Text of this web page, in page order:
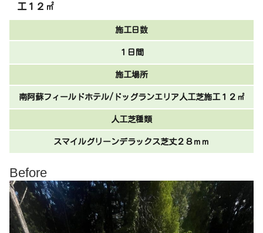
工１２㎡
施工日数
１日間
施工場所
南阿蘇フィールドホテル/ドッグランエリア人工芝施工１２㎡
人工芝種類
スマイルグリーンデラックス芝丈２８ｍｍ
Before